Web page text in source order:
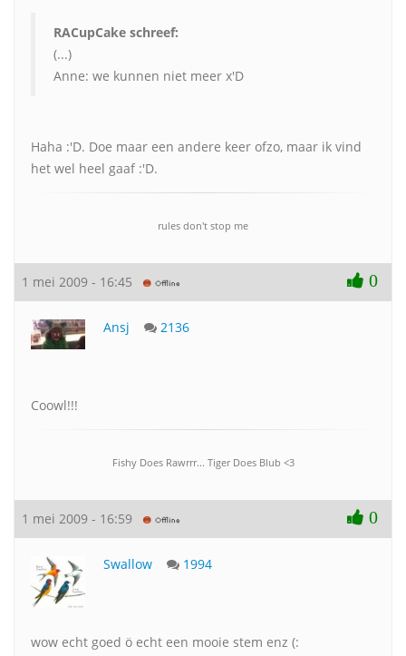
RACupCake schreef:
(...)
Anne: we kunnen niet meer x'D
Haha :'D. Doe maar een andere keer ofzo, maar ik vind
het wel heel gaaf :'D.
rules don't stop me
1 mei 2009 - 16:45 0
Ansj 2136
Coowl!!!
Fishy Does Rawrrr... Tiger Does Blub <3
1 mei 2009 - 16:59 0
Swallow 1994
wow echt goed ö echt een mooie stem enz (: